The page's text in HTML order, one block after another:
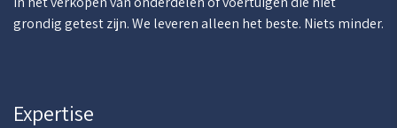
grondig getest zijn. We leveren alleen het beste. Niets minder.
Expertise